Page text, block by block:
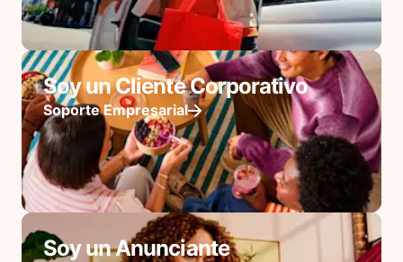
Soy un Cliente Corporativo
Soporte Empresarial
Soy un Anunciante